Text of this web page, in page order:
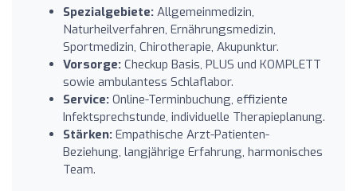
Spezialgebiete: Allgemeinmedizin,
Naturheilverfahren, Ernährungsmedizin,
Sportmedizin, Chirotherapie, Akupunktur.
Vorsorge: Checkup Basis, PLUS und KOMPLETT
sowie ambulantess Schlaflabor.
Service: Online-Terminbuchung, effiziente
Infektsprechstunde, individuelle Therapieplanung.
Stärken: Empathische Arzt-Patienten-
Beziehung, langjährige Erfahrung, harmonisches
Team.